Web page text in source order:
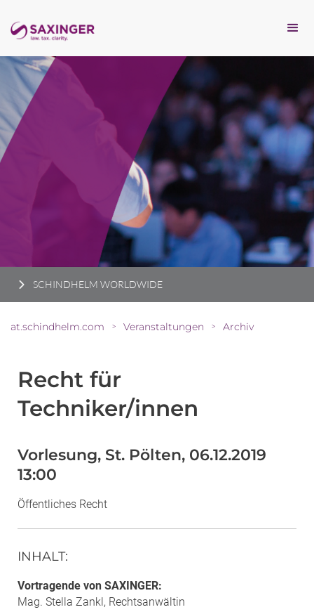
SCHINDHELM WORLDWIDE
at.schindhelm.com > Veranstaltungen > Archiv
Recht für
Techniker/innen
Vorlesung, St. Pölten, 06.12.2019
13:00
Öffentliches Recht
INHALT:
Vortragende von SAXINGER:
Mag. Stella Zankl, Rechtsanwältin